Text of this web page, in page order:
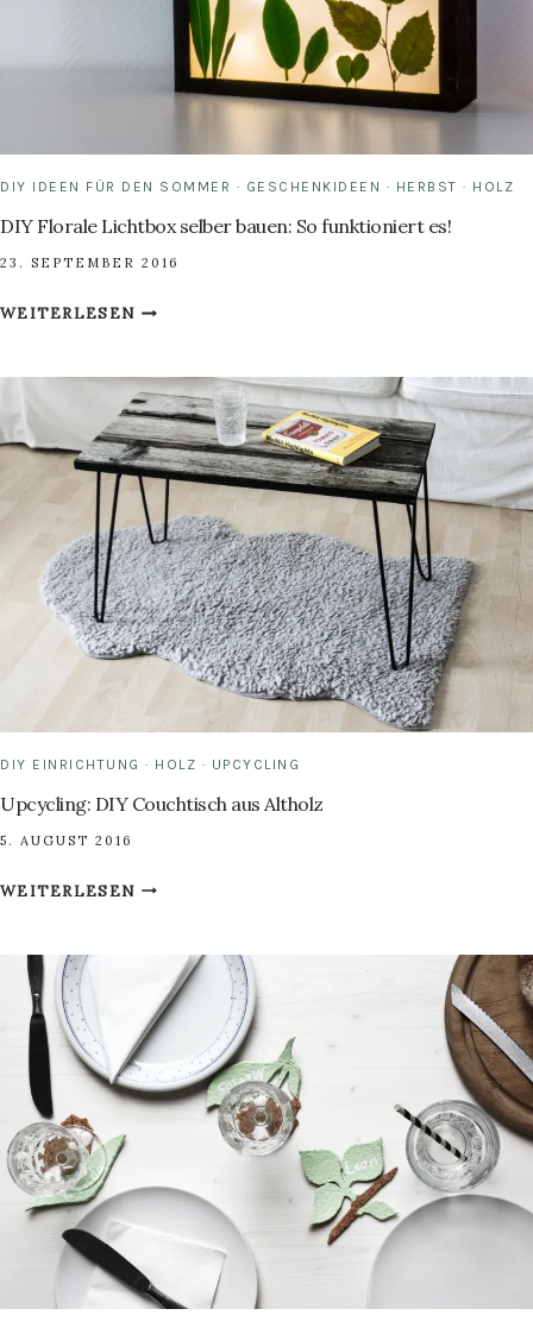
DIY IDEEN FÜR DEN SOMMER · GESCHENKIDEEN · HERBST · HOLZ
DIY Florale Lichtbox selber bauen: So funktioniert es!
23. SEPTEMBER 2016
WEITERLESENDIY
SELBER
BAUEN:
SO
FUNKTIONIERT
ES!
DIY EINRICHTUNG · HOLZ · UPCYCLING
Upcycling: DIY Couchtisch aus Altholz
5. AUGUST 2016
WEITERLESENUPCYCLING:
ALTHOLZ